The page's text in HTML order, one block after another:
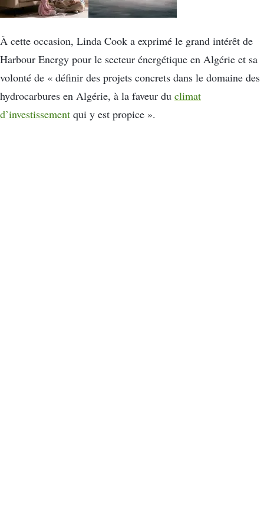
À cette occasion, Linda Cook a exprimé le grand intérêt de
Harbour Energy pour le secteur énergétique en Algérie et sa
volonté de « définir des projets concrets dans le domaine des
hydrocarbures en Algérie, à la faveur du climat
d’investissement qui y est propice ».